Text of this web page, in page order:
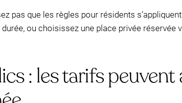
pas que les règles pour résidents
ou choisissez une place privée réservée
: les tarifs